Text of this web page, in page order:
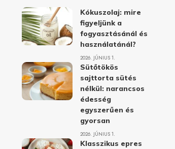
Kókuszolaj: mire
figyeljünk a
fogyasztásánál és
használatánál?
2026. JÚNIUS 1.
Sütőtökös
sajttorta sütés
nélkül: narancsos
édesség
egyszerűen és
gyorsan
2026. JÚNIUS 1.
Klasszikus epres